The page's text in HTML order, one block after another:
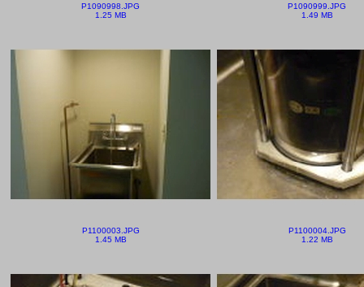
P1090998.JPG
1.25 MB
P1090999.JPG
1.49 MB
P1100003.JPG
1.45 MB
P1100004.JPG
1.22 MB